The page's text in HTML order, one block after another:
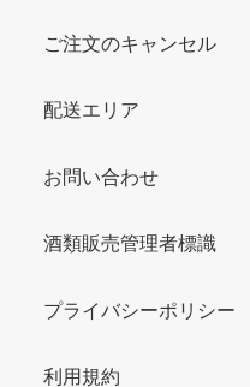
ご注文のキャンセル
配送エリア
お問い合わせ
酒類販売管理者標識
プライバシーポリシー
利用規約